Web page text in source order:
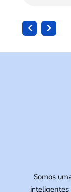
Somos
inteligentes